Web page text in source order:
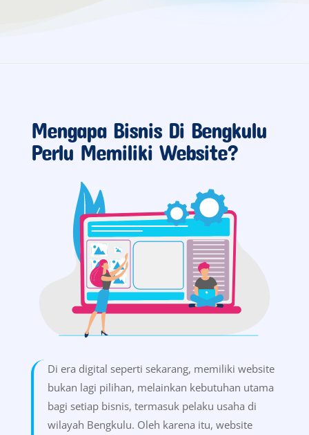
Mengapa Bisnis Di Bengkulu
Perlu Memiliki Website?
Di era digital seperti sekarang, memiliki website
bukan lagi pilihan, melainkan kebutuhan utama
bagi setiap bisnis, termasuk pelaku usaha di
wilayah Bengkulu. Oleh karena itu, website